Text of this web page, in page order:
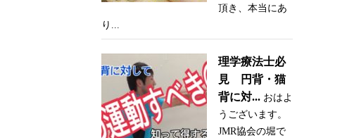
頂き、本当にあ
り...
理学療法士必
見 円背・猫
背に対... おはよ
うございます。
JMR協会の堀で